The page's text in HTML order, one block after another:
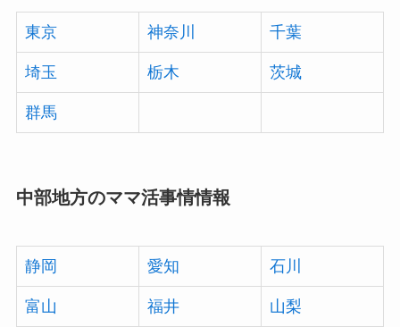
東京 神奈川 千葉
埼玉 栃木 茨城
群馬
中部地方のママ活事情情報
静岡 愛知 石川
富山 福井 山梨